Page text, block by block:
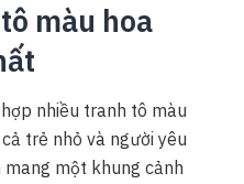
màu hoa
nhiều tranh tô màu
trẻ nhỏ và người yêu
một khung cảnh